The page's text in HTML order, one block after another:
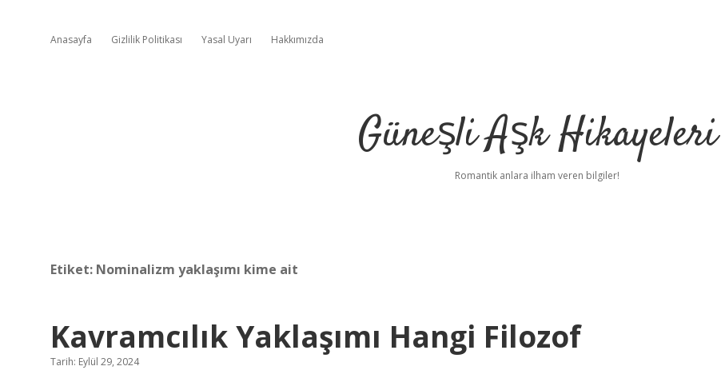
Anasayfa Gizlilik Politikası Yasal Uyarı Hakkımızda
Güneşli Aşk Hikayeleri
Romantik anlara ilham veren bilgiler!
Etiket: Nominalizm yaklaşımı kime ait
Kavramcılık Yaklaşımı Hangi Filozof
Tarih: Eylül 29, 2024